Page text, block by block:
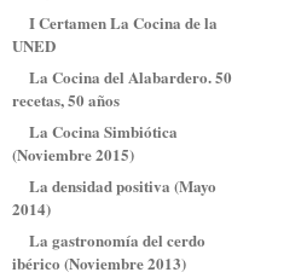
I Certamen La Cocina de la
UNED
La Cocina del Alabardero. 50
recetas, 50 años
La Cocina Simbiótica
(Noviembre 2015)
La densidad positiva (Mayo
2014)
La gastronomía del cerdo
ibérico (Noviembre 2013)